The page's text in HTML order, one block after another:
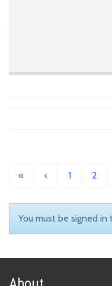
« ‹ 1 2
You must be signed